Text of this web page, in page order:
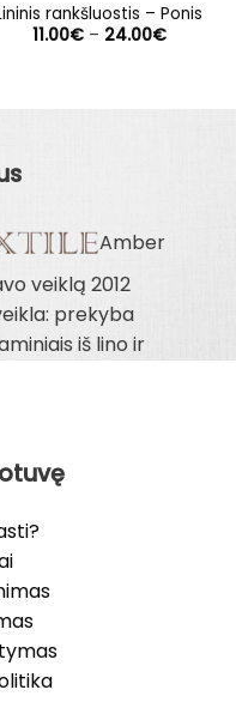
rankšluostis – Ponis
11.00€ – 24.00€Price
Amber
veiklą 2012
prekyba
iš lino ir